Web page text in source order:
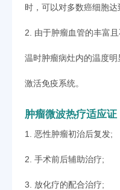
时，可以对多数癌细胞达
2. 由于肿瘤血管的丰富
温时肿瘤病灶内的温度
激活免疫系统。
肿瘤微波热疗适应证
1. 恶性肿瘤初治后复发;
2. 手术前后辅助治疗;
3. 放化疗的配合治疗;